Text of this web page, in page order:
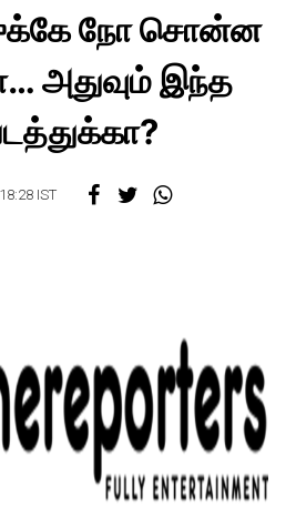
நோ சொன்ன
அதுவும் இந்த
IST